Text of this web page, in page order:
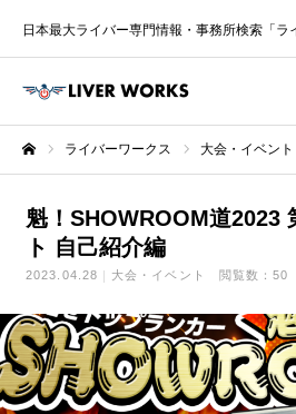
日本最大ライバー専門情報・事務所検索「ラ
ライバーワークス 大会・イベント
魁！SHOWROOM道2023
ト 自己紹介編
2023.04.28 大会・イベント 閲覧数：50